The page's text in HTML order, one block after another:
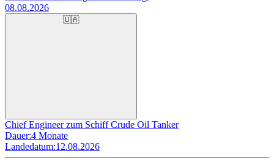
08.08.2026
🇺🇦
Chief Engineer zum Schiff Crude Oil Tanker
Dauer:4 Monate
Landedatum:12.08.2026